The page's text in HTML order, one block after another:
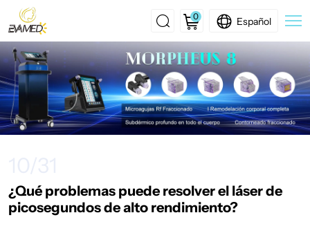
0 Español
¿Qué
problemas
puede
resolver
de
picosegundos
¿Qué problemas puede resolver el láser de
picosegundos de alto rendimiento?